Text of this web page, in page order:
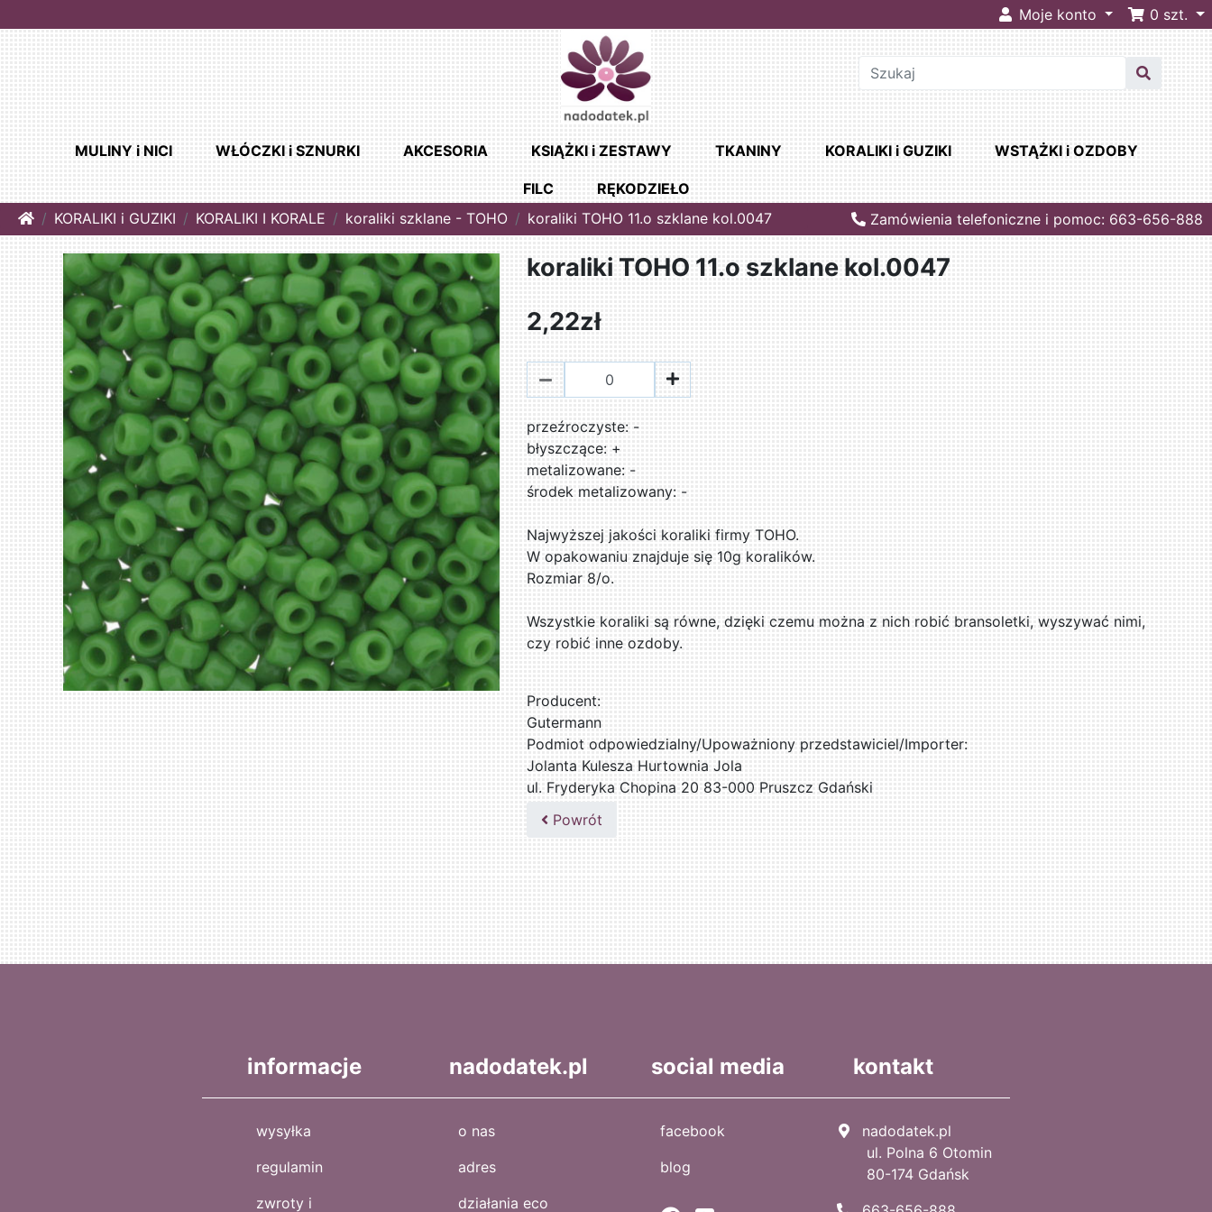
Moje konto 0 szt.
MULINY i NICI WŁÓCZKI i SZNURKI AKCESORIA KSIĄŻKI i ZESTAWY TKANINY KORALIKI i GUZIKI WSTĄŻKI i OZDOBY
FILC
RĘKODZIEŁO
HomeKORALIKI i GUZIKI KORALIKI I KORALE koraliki szklane - TOHO koraliki TOHO 11.o szklane kol.0047 Zamówienia telefoniczne i pomoc: 663-656-888
koraliki TOHO 11.o szklane kol.0047
2,22zł
przeźroczyste: -
błyszczące: +
metalizowane: -
środek metalizowany: -
Najwyższej jakości koraliki firmy TOHO.
W opakowaniu znajduje się 10g koralików.
Rozmiar 8/o.
Wszystkie koraliki są równe, dzięki czemu można z nich robić bransoletki, wyszywać nimi,
czy robić inne ozdoby.
Producent:
Gutermann
Podmiot odpowiedzialny/Upoważniony przedstawiciel/Importer:
Jolanta Kulesza Hurtownia Jola
ul. Fryderyka Chopina 20 83-000 Pruszcz Gdański
502047435
Powrót
informacje
wysyłka
regulamin
zwroty i
nadodatek.pl
o nas
adres
działania eco
social media
facebook
blog
kontakt
nadodatek.pl
ul. Polna 6 Otomin
80-174 Gdańsk